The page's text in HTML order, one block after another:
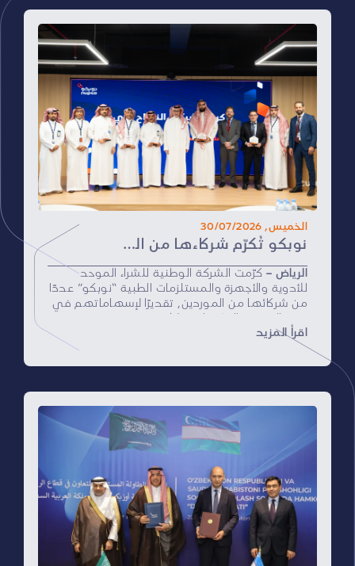
الخميس, 30/07/2026
نوبكو تُكرّم شركاءها من الموردين تقديرًا لإسهاماتهم الفاعلة في دعم موسم حج 1447هـ
الرياض – كرّمت الشركة الوطنية للشراء الموحد
للأدوية والأجهزة والمستلزمات الطبية “نوبكو” عددًا
من شركائها من الموردين، تقديرًا لإسهاماتهم في
وذلك خلال حفلٍ أُقيم في مقرّ الشركة الرئيسي
بمدينة الرياض.
جاهزية سلاسل الإمداد الطبي، ودعمًا للخدمات
الصحية المقدَّمة لحجاج بيت الله الحرام في المشاعر
وأكدت “نوبكو” أن هذه المبادرات جسّدت قيم
التعاون والمسؤولية المجتمعية، وأسهمت في رفع
كفاءة الاستجابة التشغيلية خلال الموسم، بما يخدم
المنظومة الصحية ويعزز موثوقية الإمداد في
أوقات الذروة.
وأوضحت الشركة أن التكريم يأتي في إطار حرصها
على ترسيخ الشراكات الاستراتيجية مع الموردين،
وتقدير الأثر النوعي لإسهاماتهم، بما يدعم التميّز
التشغيلي ويعزّز قدرة القطاع الصحي على أداء دوره
اقرأ المزيد